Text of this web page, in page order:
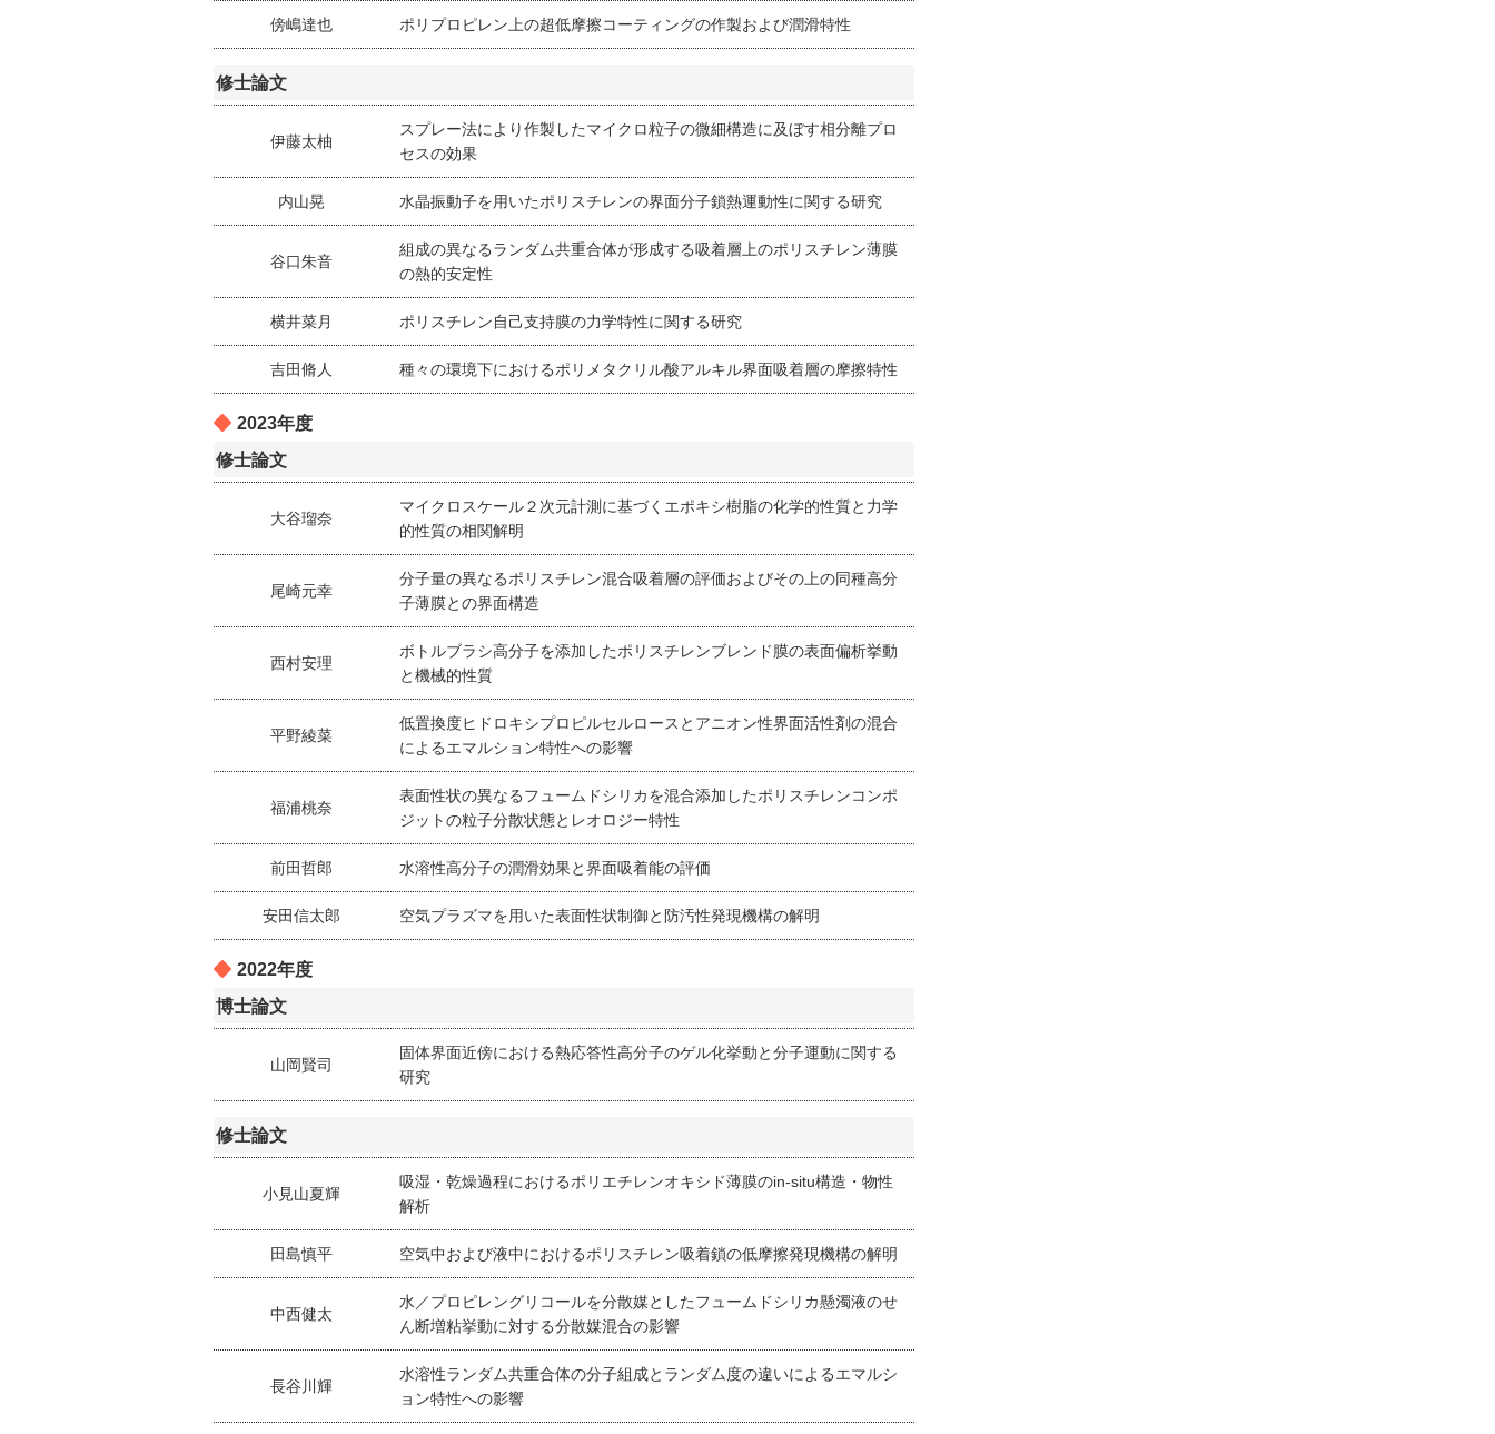
傍嶋達也 ポリプロピレン上の超低摩擦コーティングの作製および潤滑特性
修士論文
伊藤太柚
スプレー法により作製したマイクロ粒子の微細構造に及ぼす相分離プロ
セスの効果
内山晃 水晶振動子を用いたポリスチレンの界面分子鎖熱運動性に関する研究
谷口朱音
組成の異なるランダム共重合体が形成する吸着層上のポリスチレン薄膜
の熱的安定性
横井菜月 ポリスチレン自己支持膜の力学特性に関する研究
吉田脩人 種々の環境下におけるポリメタクリル酸アルキル界面吸着層の摩擦特性
2023年度
修士論文
大谷瑠奈
マイクロスケール２次元計測に基づくエポキシ樹脂の化学的性質と力学
的性質の相関解明
尾崎元幸
分子量の異なるポリスチレン混合吸着層の評価およびその上の同種高分
子薄膜との界面構造
西村安理
ボトルブラシ高分子を添加したポリスチレンブレンド膜の表面偏析挙動
と機械的性質
平野綾菜
低置換度ヒドロキシプロピルセルロースとアニオン性界面活性剤の混合
によるエマルション特性への影響
福浦桃奈
表面性状の異なるフュームドシリカを混合添加したポリスチレンコンポ
ジットの粒子分散状態とレオロジー特性
前田哲郎 水溶性高分子の潤滑効果と界面吸着能の評価
安田信太郎 空気プラズマを用いた表面性状制御と防汚性発現機構の解明
2022年度
博士論文
山岡賢司
固体界面近傍における熱応答性高分子のゲル化挙動と分子運動に関する
研究
修士論文
小見山夏輝
吸湿・乾燥過程におけるポリエチレンオキシド薄膜のin-situ構造・物性
解析
田島慎平 空気中および液中におけるポリスチレン吸着鎖の低摩擦発現機構の解明
中西健太
水／プロピレングリコールを分散媒としたフュームドシリカ懸濁液のせ
ん断増粘挙動に対する分散媒混合の影響
長谷川輝
水溶性ランダム共重合体の分子組成とランダム度の違いによるエマルシ
ョン特性への影響